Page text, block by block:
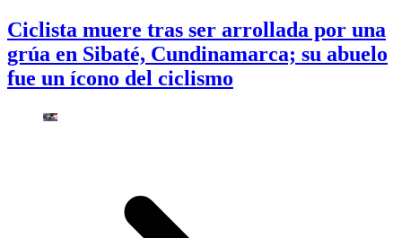
Ciclista muere tras ser arrollada por una
grúa en Sibaté, Cundinamarca; su abuelo
fue un ícono del ciclismo